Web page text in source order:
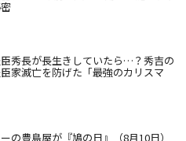
秀長が長生きしていたら…？秀吉の
家滅亡を防げた「最強のカリスマ
の豊島屋が『鳩の日』（8月10日）